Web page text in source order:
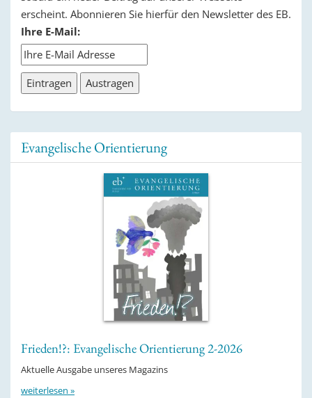
erscheint. Abonnieren Sie hierfür den Newsletter des EB.
Ihre E-Mail:
Evangelische Orientierung
Frieden!?: Evangelische Orientierung 2-2026
Aktuelle Ausgabe unseres Magazins
weiterlesen »